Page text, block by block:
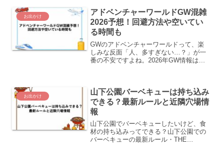
お出かけ
アドベンチャーワールドGW混雑
2026予想！回避方法や空いてい
る時間も
GWのアドベンチャーワールドって、楽
しみな反面「人、多すぎない…？」が一
番の不安ですよね。2026年GW情報は
お出かけ
山下公園バーベキューは持ち込み
できる？最新ルールと近隣穴場情
報
山下公園でバーベキューしたいけど、食
材の持ち込みってできる？山下公園での
バーベキューの最新ルール・THE